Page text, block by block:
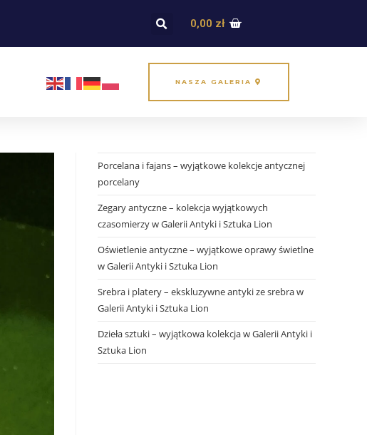
0,00 zł
NASZA GALERIA
Porcelana i fajans – wyjątkowe kolekcje antycznej
porcelany
Zegary antyczne – kolekcja wyjątkowych
czasomierzy w Galerii Antyki i Sztuka Lion
Oświetlenie antyczne – wyjątkowe oprawy świetlne
w Galerii Antyki i Sztuka Lion
Srebra i platery – ekskluzywne antyki ze srebra w
Galerii Antyki i Sztuka Lion
Dzieła sztuki – wyjątkowa kolekcja w Galerii Antyki i
Sztuka Lion